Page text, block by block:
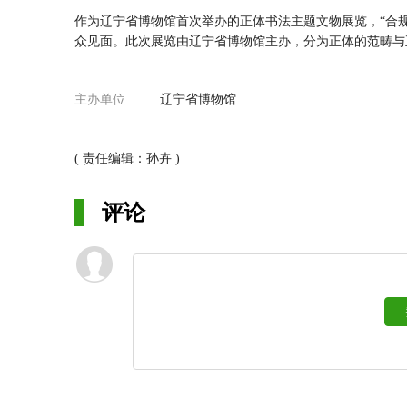
作为辽宁省博物馆首次举办的正体书法主题文物展览，“
众见面。此次展览由辽宁省博物馆主办，分为正体的范畴
与观众见面，机会难得。
化精神，共同“写好中国字，做好中国人”！
主办单位 辽宁省博物馆
( 责任编辑：孙卉 )
评论